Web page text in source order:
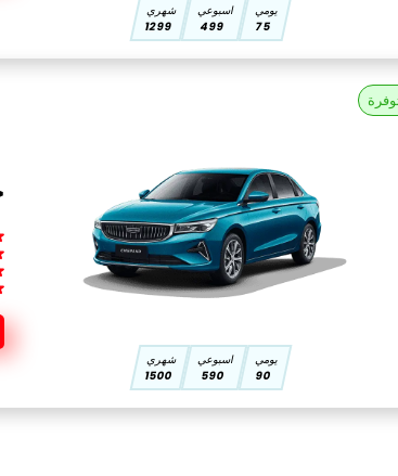
يومي
75
اسبوعي
499
شهري
1299
يومي
90
اسبوعي
590
شهري
1500